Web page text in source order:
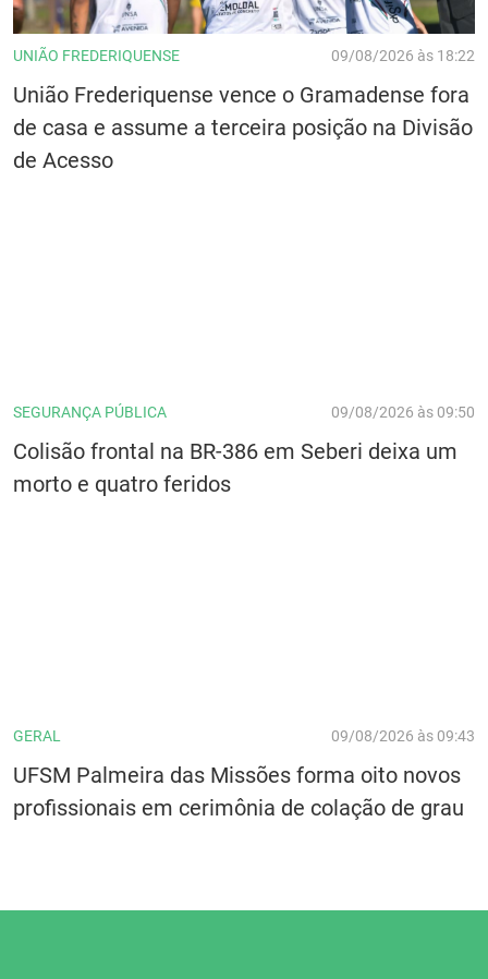
UNIÃO FREDERIQUENSE 09/08/2026 às 18:22
União Frederiquense vence o Gramadense fora
de casa e assume a terceira posição na Divisão
de Acesso
SEGURANÇA PÚBLICA 09/08/2026 às 09:50
Colisão frontal na BR-386 em Seberi deixa um
morto e quatro feridos
GERAL 09/08/2026 às 09:43
UFSM Palmeira das Missões forma oito novos
profissionais em cerimônia de colação de grau